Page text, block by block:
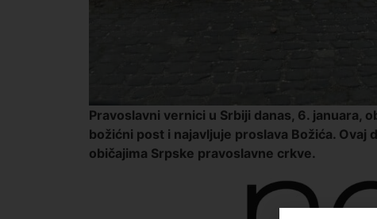
Pravoslavni vernici u Srbiji danas, 6. januara,
božićni post i najavljuje proslava Božića.
običajima Srpske pravoslavne crkve.